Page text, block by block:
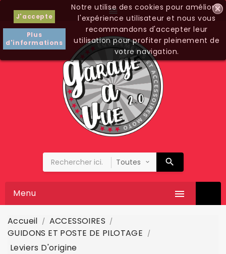

J'accepte
Plus
d'informations
Notre utilise des cookies pour améliorer
l'expérience utilisateur et nous vous
recommandons d'accepter leur
utilisation pour profiter pleinement de
votre navigation.

Menu
Accueil
ACCESSOIRES
GUIDONS ET POSTE DE PILOTAGE
Leviers D'origine